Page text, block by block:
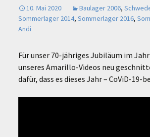
10. Mai 2020 Baulager 2006,
Sommerlager 2014, Sommerlager 2016,
Andi
Für unser 70-jähriges Jubiläum im
unseres Amarillo-Videos neu
dafür, dass es dieses Jahr – CoViD-